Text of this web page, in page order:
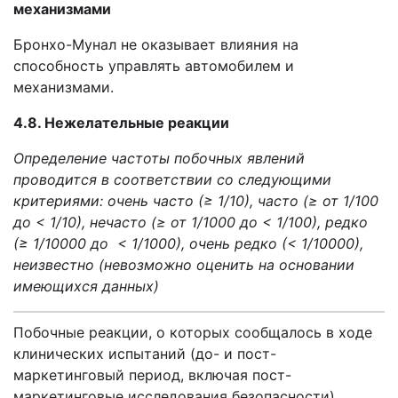
механизмами
Бронхо-Мунал не оказывает влияния на
способность управлять автомобилем и
механизмами.
4.8. Нежелательные реакции
Определение частоты побочных явлений
проводится в соответствии со следующими
критериями: очень часто (≥ 1/10), часто (≥ от 1/100
до < 1/10), нечасто (≥ от 1/1000 до < 1/100), редко
(≥ 1/10000 до < 1/1000), очень редко (< 1/10000),
неизвестно (невозможно оценить на основании
имеющихся данных)
Побочные реакции, о которых сообщалось в ходе
клинических испытаний (до- и пост-
маркетинговый период, включая пост-